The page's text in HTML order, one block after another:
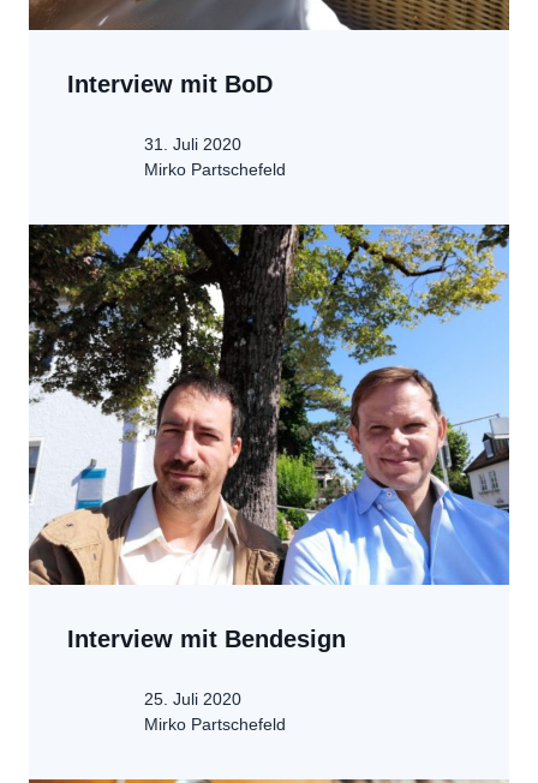
Interview mit BoD
31. Juli 2020
Mirko Partschefeld
Interview mit Bendesign
25. Juli 2020
Mirko Partschefeld